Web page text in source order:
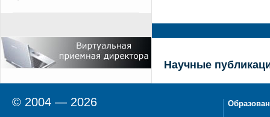
Научные
© 2004 — 2026